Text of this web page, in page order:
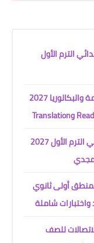
الترم الأول
أفضل كورس لغة انجليزية للثانوية العامة والبكالوريا 2027
تحميل مذكرة ماث الصف الثاني الابتدائي الترم الأول 2027
أولى ثانوي
للصف